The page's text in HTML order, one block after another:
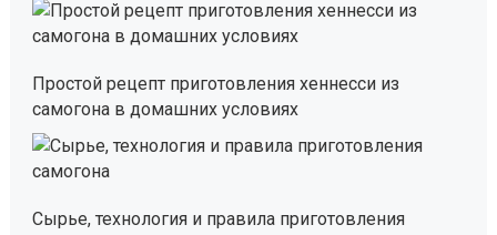
Простой рецепт приготовления хеннесси из
самогона в домашних условиях
Сырье, технология и правила приготовления